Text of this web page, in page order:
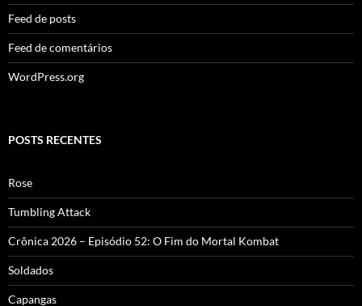
Feed de posts
Feed de comentários
WordPress.org
POSTS RECENTES
Rose
Tumbling Attack
Crônica 2026 – Episódio 52: O Fim do Mortal Kombat
Soldados
Capangas